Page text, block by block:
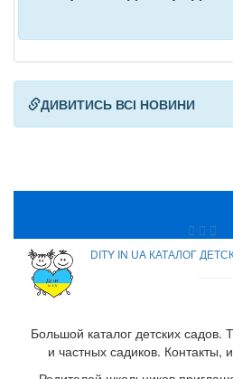
ДИВИТИСЬ ВСІ НОВИНИ
DITY IN UA КАТАЛОГ
Большой каталог детских садов.
и частных садиков.